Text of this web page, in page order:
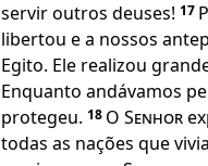
servir outros deuses! 17
libertou e a nossos
Egito. Ele realizou
Enquanto andávamos
protegeu. 18 O Senhor
todas as nações que